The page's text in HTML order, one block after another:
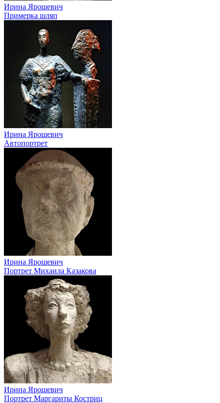
Ирина Ярошевич
Примерка шляп
Ирина Ярошевич
Автопортрет
Ирина Ярошевич
Портрет Михаила Казакова
Ирина Ярошевич
Портрет Маргариты Костриц